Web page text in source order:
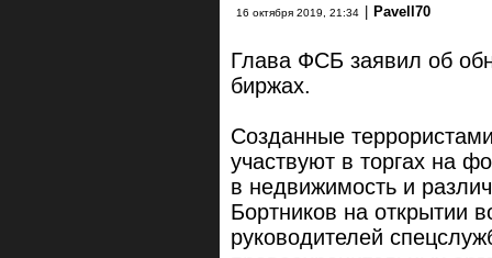
16 октября 2019, 21:34 Pavell70
Глава ФСБ заявил об
биржах.
Созданные
участвуют в торгах на
в недвижимость и
Бортников на открытии
руководителей